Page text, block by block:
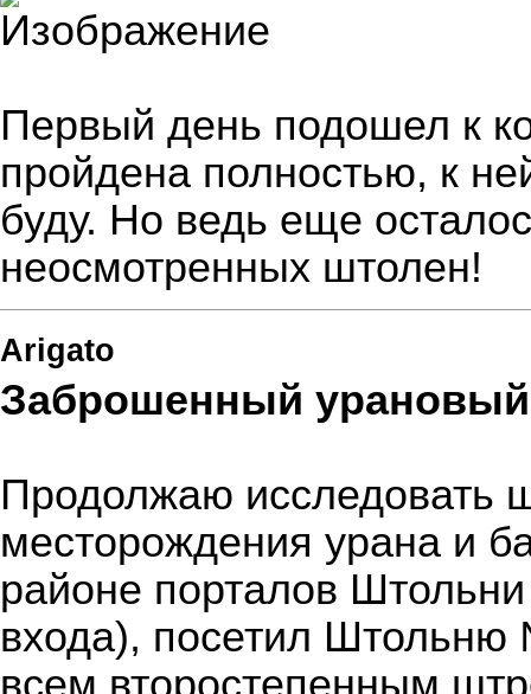
Первый день подошел к
пройдена полностью, к
буду. Но ведь еще
неосмотренных штолен!
Arigato
Заброшенный
Продолжаю исследовать
месторождения урана и
районе порталов
входа), посетил